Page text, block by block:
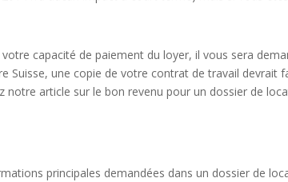
capacité de paiement du loyer, il vous sera
Suisse, une copie de votre contrat de travail devrait
article sur le bon revenu pour un dossier de
principales demandées dans un dossier de